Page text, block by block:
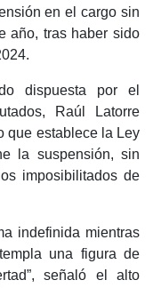
en el cargo sin
año, tras haber sido
dispuesta por el
Raúl Latorre
que establece la Ley
la suspensión, sin
imposibilitados de
indefinida mientras
una figura de
señaló el alto